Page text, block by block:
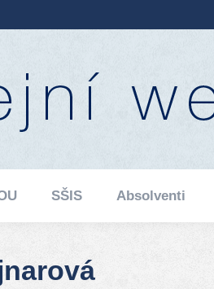
SŠIS Absolventi
SŠIS Absolventi